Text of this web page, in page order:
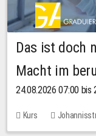
Das ist doch
Macht im
24.08.2026 07:00 bis
Kurs
30,00 EUR